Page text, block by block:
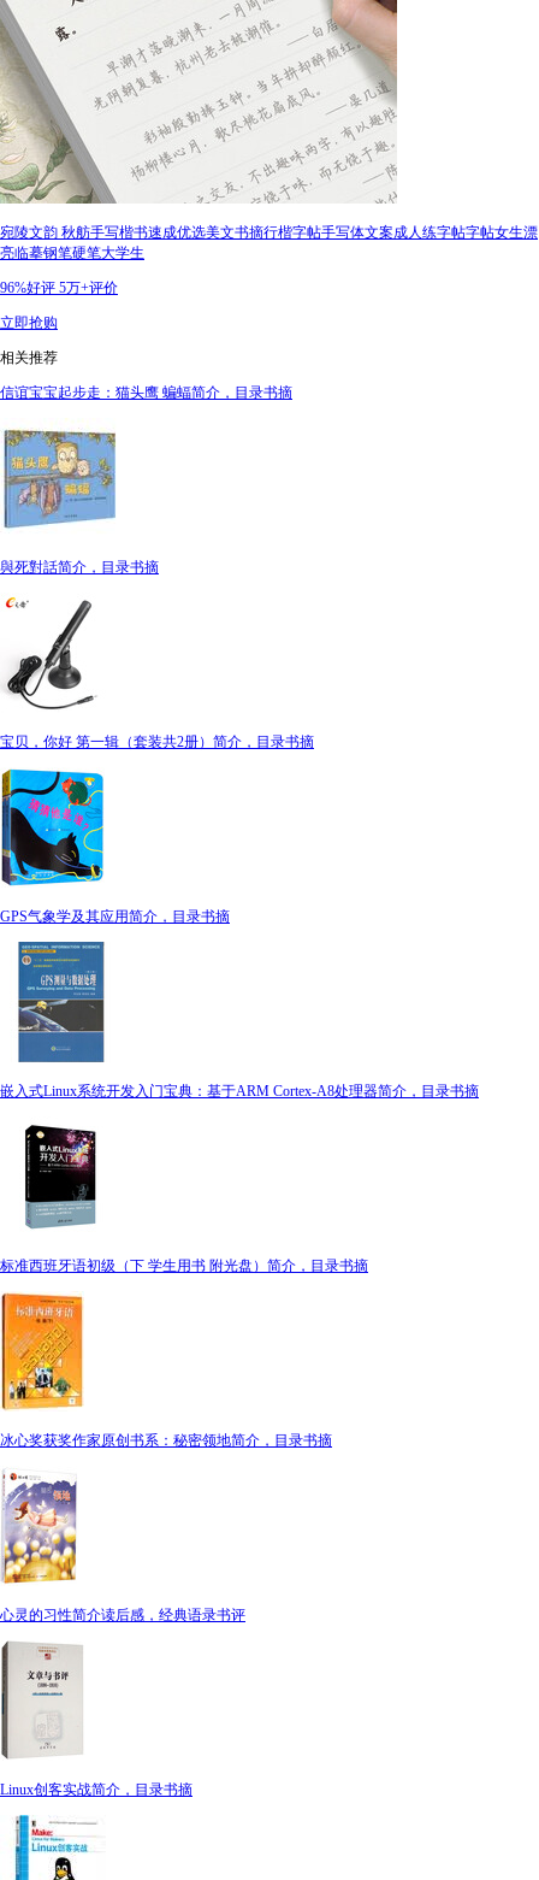
宛陵文韵 秋舫手写楷书速成优选美文书摘行楷字帖手写体文案成人练字帖字帖女生漂
亮临摹钢笔硬笔大学生
96%好评 5万+评价
立即抢购
相关推荐
信谊宝宝起步走：猫头鹰 蝙蝠简介，目录书摘
與死對話简介，目录书摘
宝贝，你好 第一辑（套装共2册）简介，目录书摘
GPS气象学及其应用简介，目录书摘
嵌入式Linux系统开发入门宝典：基于ARM Cortex-A8处理器简介，目录书摘
标准西班牙语初级（下 学生用书 附光盘）简介，目录书摘
冰心奖获奖作家原创书系：秘密领地简介，目录书摘
心灵的习性简介读后感，经典语录书评
Linux创客实战简介，目录书摘